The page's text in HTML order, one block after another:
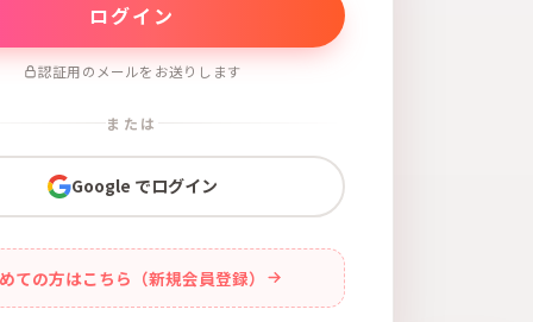
認証用のメールをお送りします
または
Google でログイン
ての方はこちら（新規会員登録）